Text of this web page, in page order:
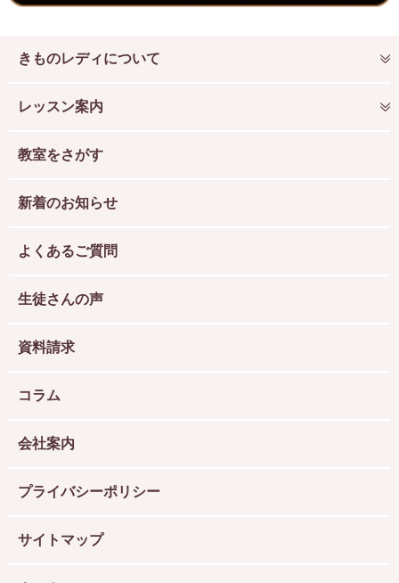
きものレディについて
レッスン案内
教室をさがす
新着のお知らせ
よくあるご質問
生徒さんの声
資料請求
コラム
会社案内
プライバシーポリシー
サイトマップ